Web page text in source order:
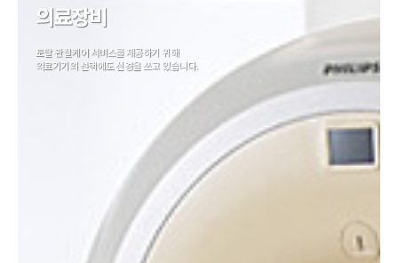
의료장비
토탈 관절케어 서비스를 제공하기 위해
의료기기의 선택에도 신경을 쓰고 있습니다.